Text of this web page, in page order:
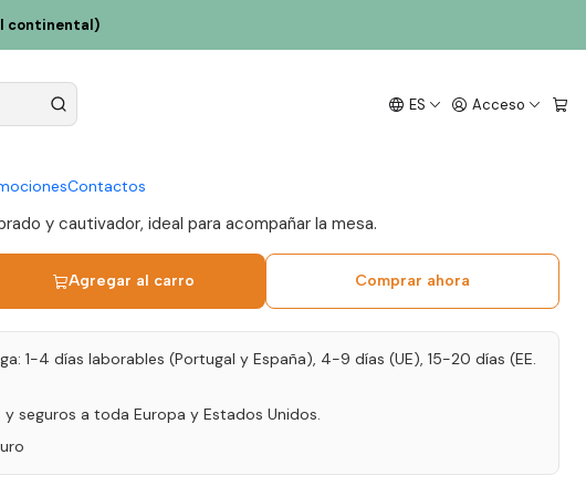
ES Acceso
Contactos
continental)
Tinto 75cl
da Ribeira da Pêga Marufo
y cautivador, ideal para acompañar la mesa.
Agregar al carro Comprar ahora
1-4 días laborables (Portugal y España), 4-9 días (UE), 15-20 días (EE.
y seguros a toda Europa y Estados Unidos.